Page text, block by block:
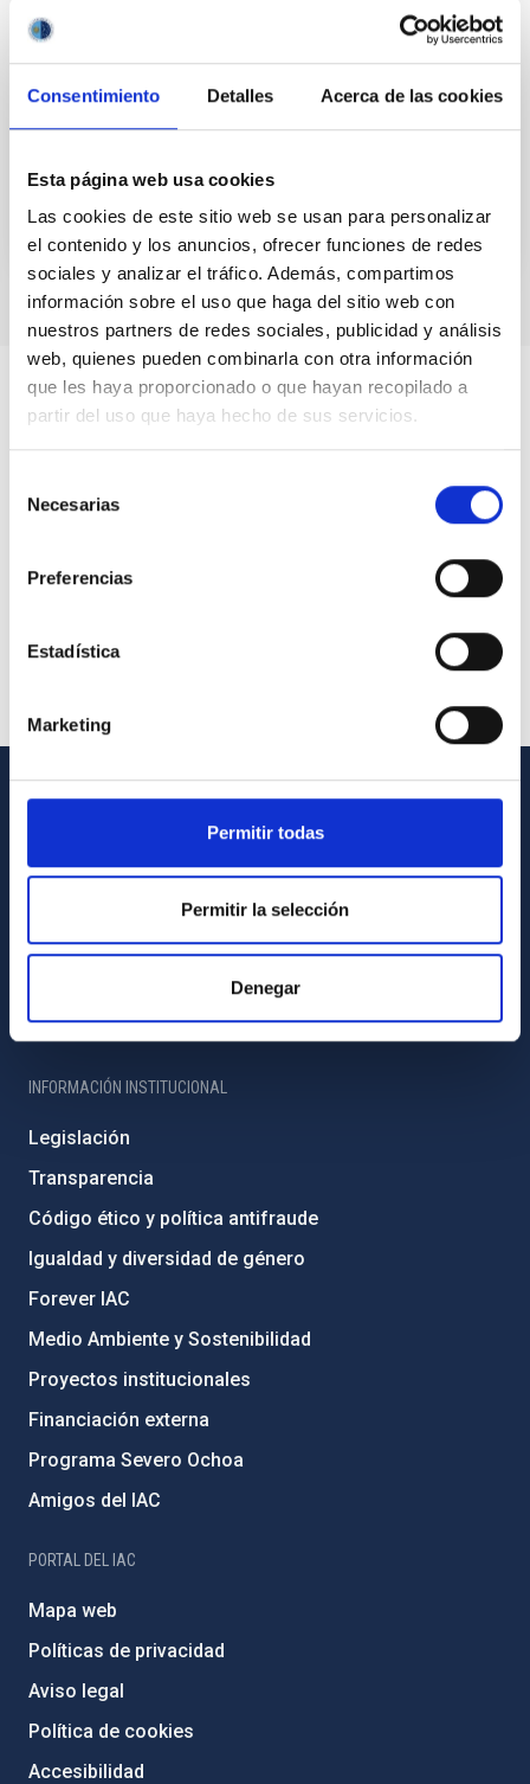
Consentimiento Detalles Acerca de las cookies
Esta página web usa cookies
Las cookies de este sitio web se usan para personalizar
el contenido y los anuncios, ofrecer funciones de redes
sociales y analizar el tráfico. Además, compartimos
información sobre el uso que haga del sitio web con
nuestros partners de redes sociales, publicidad y análisis
web, quienes pueden combinarla con otra información
que les haya proporcionado o que hayan recopilado a
partir del uso que haya hecho de sus servicios.
Necesarias
Preferencias
Estadística
Marketing
Permitir todas
Permitir la selección
Denegar
convolution that describes the effect of the stray-
light is...
Contacto
Cómo llegar al IAC
Directorio de personal
Registro general
INFORMACIÓN INSTITUCIONAL
Legislación
Transparencia
Código ético y política antifraude
Igualdad y diversidad de género
Forever IAC
Medio Ambiente y Sostenibilidad
Proyectos institucionales
Financiación externa
Programa Severo Ochoa
Amigos del IAC
PORTAL DEL IAC
Mapa web
Políticas de privacidad
Aviso legal
Política de cookies
Accesibilidad